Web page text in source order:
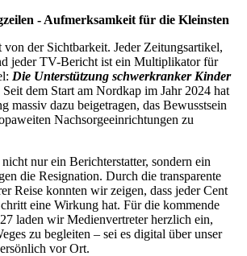
- Aufmerksamkeit für die Kleinsten
der Sichtbarkeit. Jeder Zeitungsartikel,
jeder TV-Bericht ist ein Multiplikator für
Die Unterstützung schwerkranker Kinder
Seit dem Start am Nordkap im Jahr 2024 hat
massiv dazu beigetragen, das Bewusstsein
Nachsorgeeinrichtungen zu
nur ein Berichterstatter, sondern ein
die Resignation. Durch die transparente
Reise konnten wir zeigen, dass jeder Cent
eine Wirkung hat. Für die kommende
laden wir Medienvertreter herzlich ein,
zu begleiten – sei es digital über unser
vor Ort.